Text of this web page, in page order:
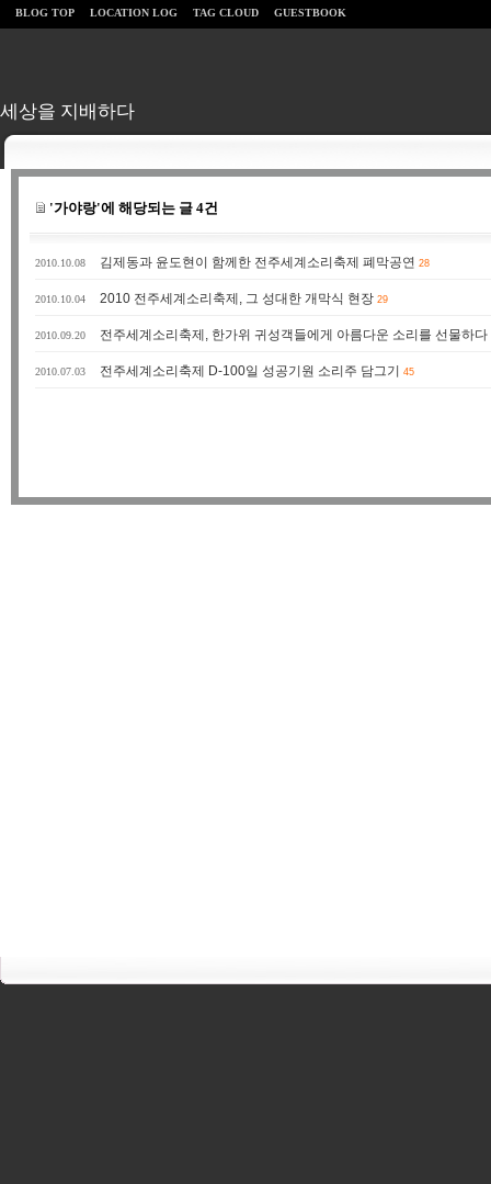
세상을 지배하다
BLOG TOP LOCATION LOG TAG CLOUD GUESTBOOK
'가야랑'에 해당되는 글 4건
2010.10.08 김제동과 윤도현이 함께한 전주세계소리축제 폐막공연 28
2010.10.04 2010 전주세계소리축제, 그 성대한 개막식 현장 29
2010.09.20 전주세계소리축제, 한가위 귀성객들에게 아름다운 소리를 선물하다
2010.07.03 전주세계소리축제 D-100일 성공기원 소리주 담그기 45